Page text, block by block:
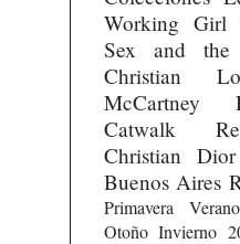
Working Girl
Sex and the
Christian
McCartney
Catwalk
Christian Dior
Buenos Aires
Primavera
Otoño Invierno